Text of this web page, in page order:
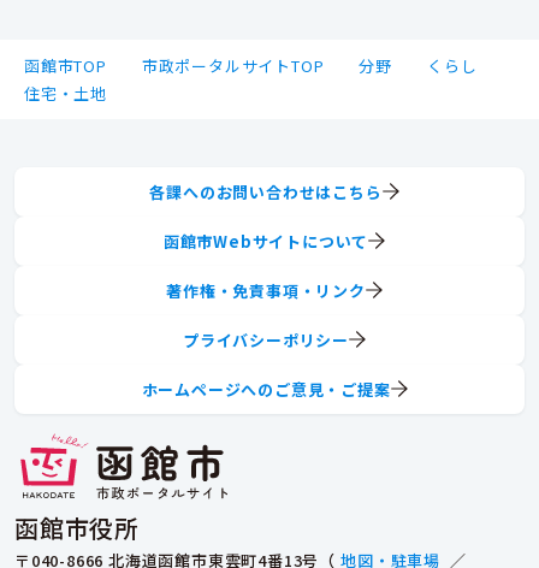
函館市TOP 市政ポータルサイトTOP 分野
くらし
住宅・土地
函館市役所
〒040-8666 北海道函館市東雲町4番13号（ 地図・駐車場 ／
各課へのお問い合わせはこちら
函館市Webサイトについて
著作権・免責事項・リンク
プライバシーポリシー
ホームページへのご意見・ご提案